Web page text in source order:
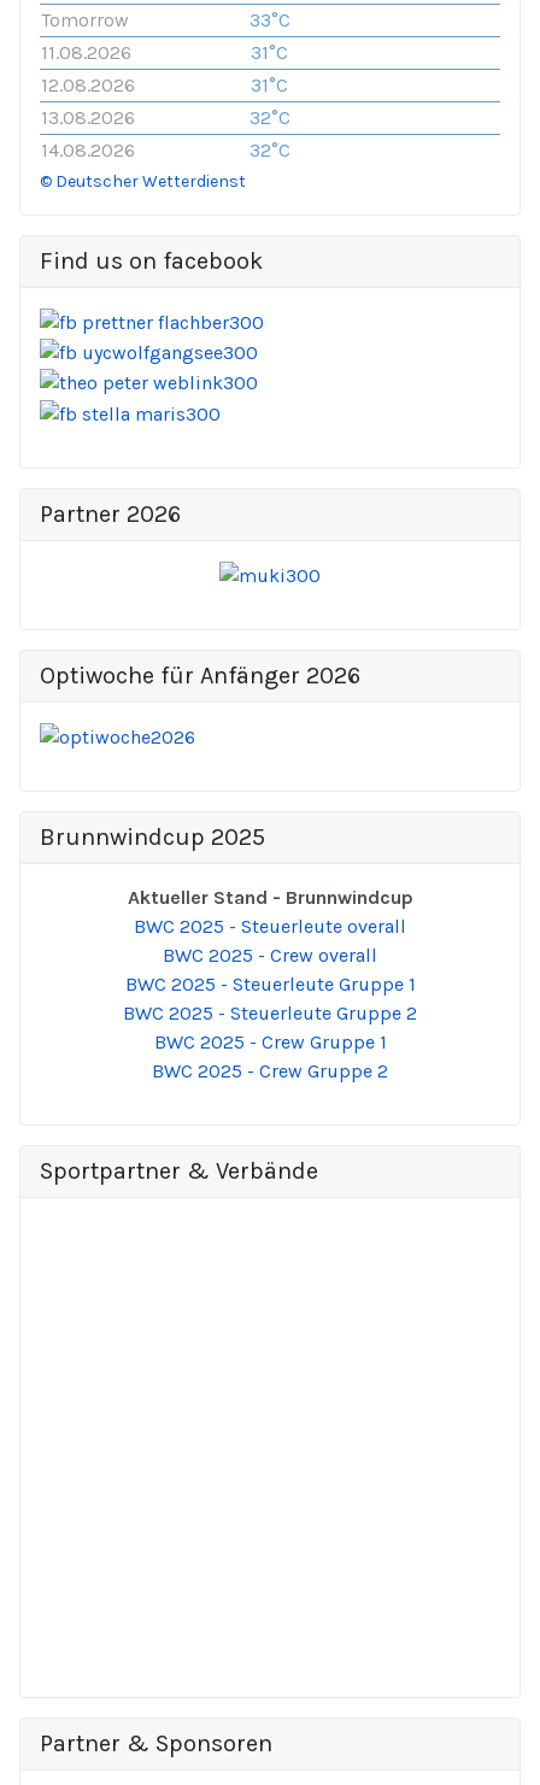
Tomorrow
33°C
11.08.2026
31°C
12.08.2026
31°C
13.08.2026
32°C
14.08.2026
32°C
© Deutscher Wetterdienst
Find us on facebook
Partner 2026
Optiwoche für Anfänger 2026
Brunnwindcup 2025
Aktueller Stand - Brunnwindcup
BWC 2025 - Steuerleute overall
BWC 2025 - Crew overall
BWC 2025 - Steuerleute Gruppe 1
BWC 2025 - Steuerleute Gruppe 2
BWC 2025 - Crew Gruppe 1
BWC 2025 - Crew Gruppe 2
Sportpartner & Verbände
Partner & Sponsoren